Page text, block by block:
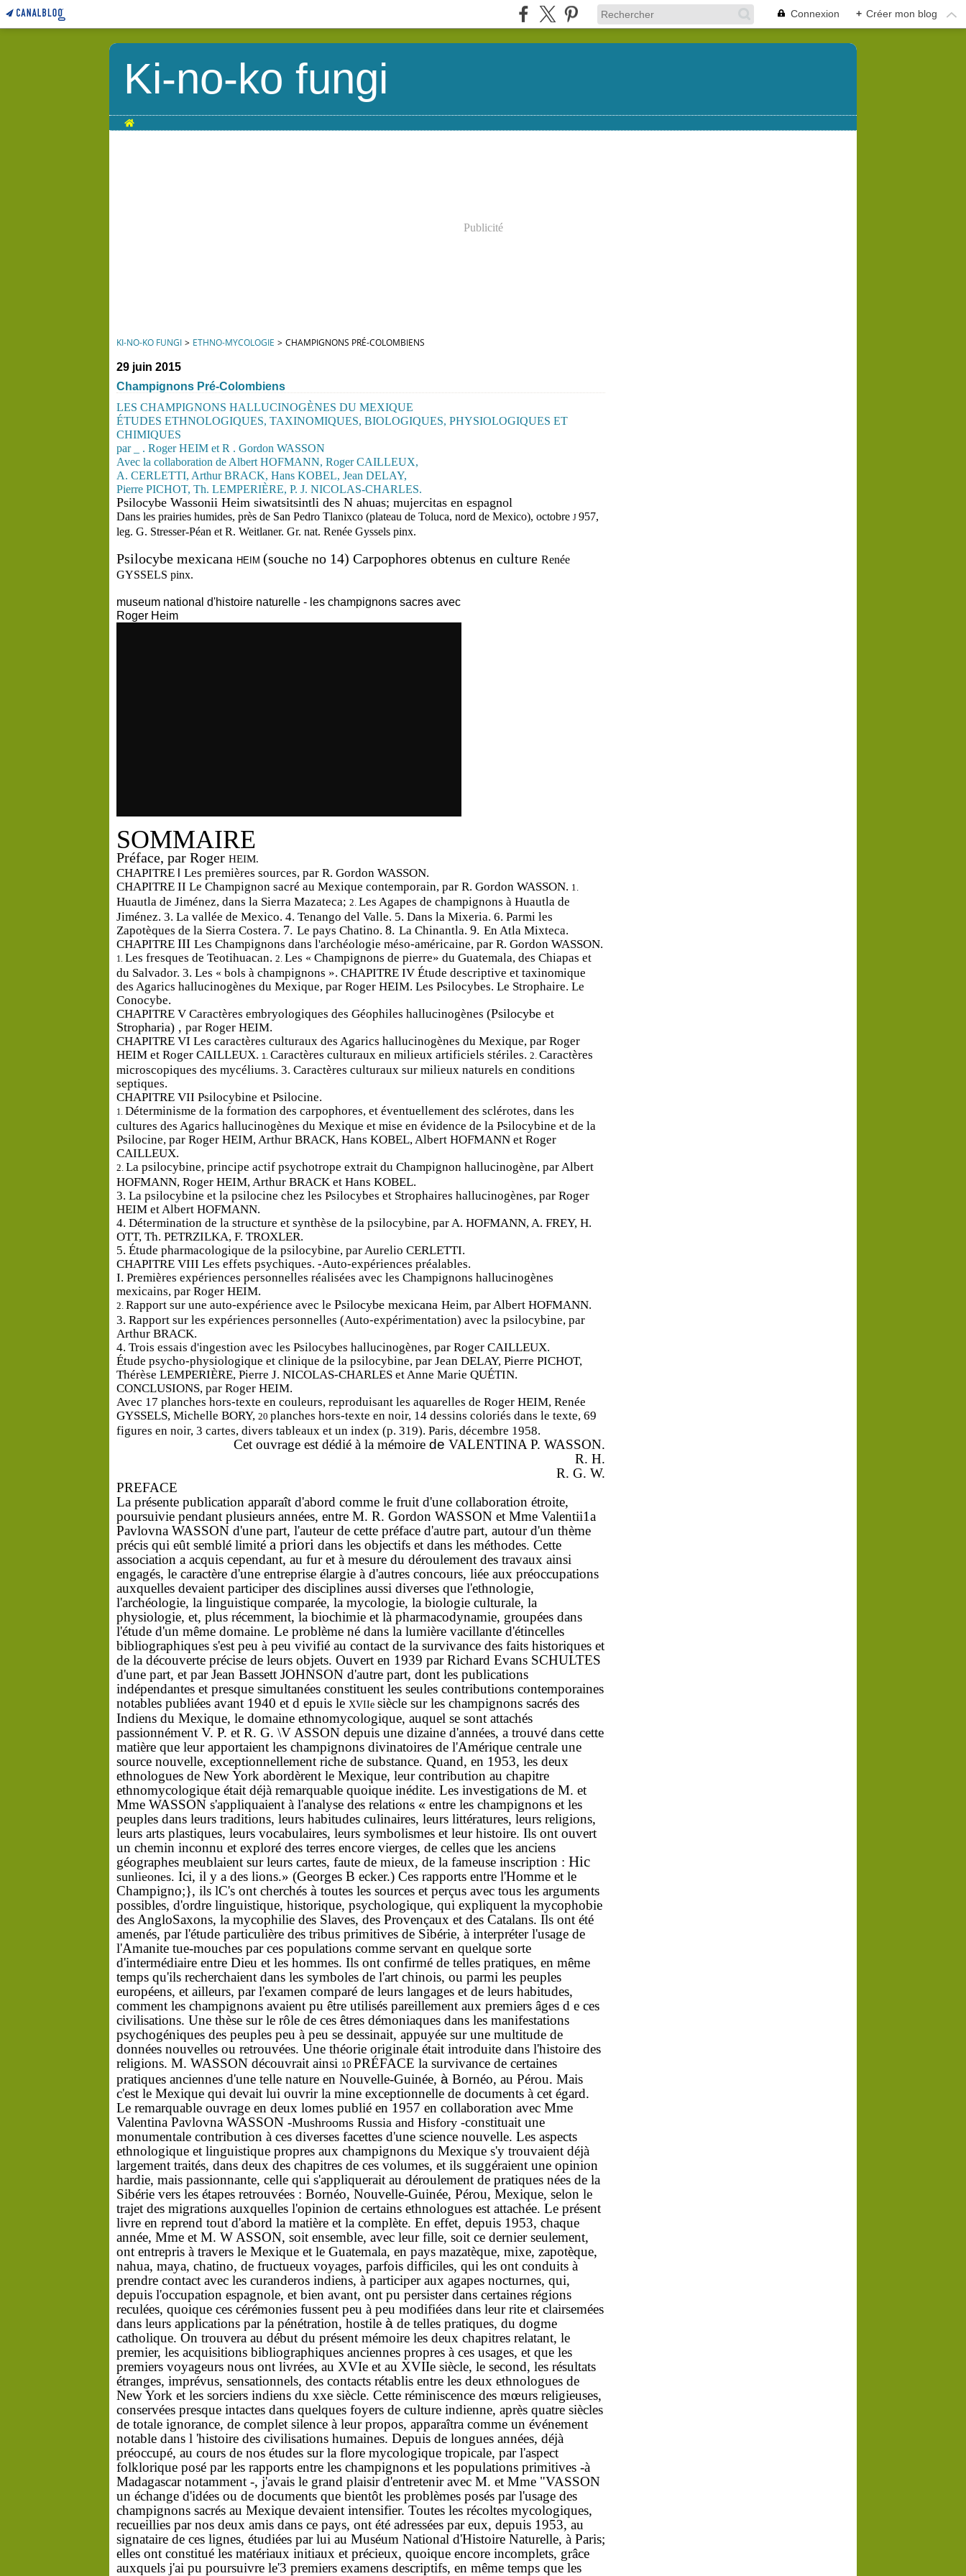
Connexion + Créer mon blog
Ki-no-ko fungi
Home
Publicité
KI-NO-KO FUNGI > ETHNO-MYCOLOGIE > CHAMPIGNONS PRÉ-COLOMBIENS
29 juin 2015
Champignons Pré-Colombiens
LES CHAMPIGNONS HALLUCINOGÈNES DU MEXIQUE
ÉTUDES ETHNOLOGIQUES, TAXINOMIQUES, BIOLOGIQUES, PHYSIOLOGIQUES ET
CHIMIQUES
par
. RogerHEIM et R . Gordon WASSON
Avec la collaboration de Albert HOFMANN, RogerCAILLEUX,
A. CERLETTI, ArthurBRACK, Hans KOBEL, Jean DELAY,
Pierre PICHOT, Th. LEMPERIÈRE, P. J. NICOLAS-CHARLES.
Psilocybe Wassonii Heim siwatsitsintli des N ahuas; mujercitas en espagnol
Dans les prairies humides, près de San Pedro Tlanixco (plateau de Toluca, nord de Mexico), octobre J 957,
leg. G. Stresser-Péan et R. Weitlaner. Gr. nat. Renée Gyssels pinx.
Psilocybe mexicana HEIM (souche no 14) Carpophores obtenus en culture Renée
GYSSELS pinx.
museum national d'histoire naturelle - les champignons sacres avec
Roger Heim
SOMMAIRE
Préface, par Roger HEIM.
CHAPITRE l Les premières sources, par R. Gordon WASSON.
CHAPITRE II Le Champignon sacré au Mexique contemporain, par R. Gordon WASSON. 1.
Huautla de Jiménez, dans la Sierra Mazateca; 2. Les Agapes de champi­gnons à Huautla de
Jiménez. 3. La vallée de Mexico. 4. Tenango del Valle. 5. Dans la Mixeria. 6. Parmi les
Zapotèques de la Sierra Costera. 7. Le pays Chatino. 8. La Chinantla. 9. EnAtla Mixteca.
CHAPITRE III Les Champignons dans l'archéologie méso-américaine, par R. Gordon WASSON.
1. Les fresques de Teotihuacan. 2. Les « Champignons de pierre» du Guate­mala, des Chiapas et
du Salvador. 3. Les « bols à champignons ». CHAPITRE IV Étude descriptive et taxinomique
des Agarics hallucinogènes du Mexique, par Roger HEIM. Les Psilocybes. Le Strophaire. Le
Conocybe.
CHAPITRE V Caractères embryologiques des Géophiles hallucinogènes (Psilocybe et
Stropharia) , par Roger HEIM.
CHAPITRE VI Les caractères culturaux des Agarics hallucinogènes du Mexique, par Roger
HEIM et Roger CAILLEUX. 1. Caractères culturaux en milieux artificiels stériles. 2. Caractères
microsco­piques des mycéliums. 3. Caractères culturaux sur milieux naturels en condi­tions
septiques.
CHAPITRE VII Psilocybine et Psilocine.
1. Déterminisme de la formation des carpophores, et éventuellement des sclérotes, dans les
cultures des Agarics hallucinogènes du Mexique et mise en évidence de la Psilocybine et de la
Psilocine, par Roger HEIM,Arthur BRACK, Hans KOBEL,Albert HOFMANN et Roger
CAILLEUX.
2. La psilocybine, principe actif psychotrope extrait du Champignon hallucino­gène, parAlbert
HOFMANN, Roger HEIM,Arthur BRACK et Hans KOBEL.
3. La psilocybine et la psilocine chez les Psilocybes et Strophaires hallucino­gènes, par Roger
HEIM etAlbert HOFMANN.
4. Détermination de la structure et synthèse de la psilocybine, parA. HOFMANN,A. FREY, H.
OTT, Th. PETRZILKA, F. TROXLER.
5. Étude pharmacologique de la psilocybine, parAurelio CERLETTI.
CHAPITRE VIII Les effets psychiques. -Auto-expériences préalables.
I. Premières expériences personnelles réalisées avec les Champignons hallu­cinogènes
mexicains, par Roger HEIM.
2. Rapport sur une auto-expérience avec le Psilocybe mexicana Heim, parAlbert HOFMANN.
3. Rapport sur les expériences personnelles (Auto-expérimentation) avec la psilocybine, par
Arthur BRACK.
4. Trois essais d'ingestion avec les Psilocybes hallucinogènes, par Roger CAILLEUX.
Étude psycho-physiologique et clinique de la psilocybine, par Jean DELAY, Pierre PICHOT,
Thérèse LEMPERIÈRE, Pierre J. NICOLAS-CHARLES etAnne­ Marie QUÉTIN.
CONCLUSIONS, par Roger HEIM.
Avec 17 planches hors-texte en couleurs, reproduisant les aquarelles de Roger HEIM, Renée
GYSSELS, Michelle BORY, 20 planches hors-texte en noir, 14 dessins coloriés dans le texte, 69
figures en noir, 3 cartes, divers tableaux et un index (p. 319). Paris, décembre 1958.
Cet ouvrage est dédié à la mémoire de VALENTINA P. WASSON.
R. H.
R. G. W.
PREFACE
La présente publication apparaît d'abord comme le fruit d'une collaboration étroite,
poursuivie pendant plusieurs années, entre M. R. Gordon WASSON et Mme Valentii1a
Pavlovna WASSON d'une part, l'auteurde cette préface d'autre part, autourd'un thème
précis qui eût semblé limité a priori dans les objectifs et dans les méthodes. Cette
association a acquis cependant, au furet à mesure du déroulement des travaux ainsi
engagés, le caractère d'une entreprise élargie à d'autres concours, liée aux préoccupations
auxquelles devaient participerdes disciplines aussi diverses que l'ethnologie,
l'archéologie, la linguis­tique comparée, la mycologie, la biologie culturale, la
physiologie, et, plus récemment, la biochimie et là pharmacodynamie, groupées dans
l'étude d'un même domaine. Le problème né dans la lumière vacillante d'étincelles
bibliographiques s'est peu à peu vivifié au contact de la survivance des faits historiques et
de la découverte précise de leurs objets. Ouvert en 1939 parRichard Evans SCHULTES
d'une part, et parJean Bassett JOHNSON d'autre part, dont les publications
indépendantes et presque simultanées constituent les seules contributions contemporaines
notables publiées avant 1940 et d epuis le XVIIe siècle surles champignons sacrés des
Indiens du Mexique, le domaine ethnomycologique, auquel se sont attachés
passionnément V. P. et R. G. \V ASSON depuis une dizaine d'années, a trouvé dans cette
matière que leurapportaient les champignons divinatoires de l'Amé­rique centrale une
source nouvelle, exceptionnellement riche de substance. Quand, en 1953, les deux
ethnologues de NewYork abordèrent le Mexique, leurcontribution au cha­pitre
ethnomycologique était déjà remarquable quoique inédite. Les investigations de M. et
Mme WASSON s'appliquaient à l'analyse des relations « entre les champignons et les
peuples dans leurs traditions, leurs habitudes culinaires, leurs littératures, leurs reli­gions,
leurs arts plastiques, leurs vocabulaires, leurs symbolismes et leurhistoire. Ils ont ouvert
un chemin inconnu et exploré des terres encore vierges, de celles que les anciens
géographes meublaient surleurs cartes, faute de mieux, de la fameuse inscription : Hic
sunlieones. Ici, il y a des lions.» (Georges B ecker.) Ces rapports entre l'Homme et le
Cham­pigno;}, ils lC's ont cherchés à toutes les sources et perçus avec tous les arguments
possibles, d'ordre linguistique, historique, psychologique, qui expliquent la mycophobie
des Anglo­Saxons, la mycophilie des Slaves, des Provençaux et des Catalans. Ils ont été
amenés, parl'étude particulière des tribus primitives de Sibérie, à interpréterl'usage de
l'Amanite tue-mouches parces populations comme servant en quelque sorte
d'intermédiaire entre Dieu et les hommes. Ils ont confirmé de telles pratiques, en même
temps qu'ils recher­chaient dans les symboles de l'art chinois, ou parmi les peuples
européens, et ailleurs, parl'examen comparé de leurs langages et de leurs habitudes,
comment les champignons avaient pu être utilisés pareillement aux premiers âges d e ces
civilisations. Une thèse surle rôle de ces êtres démoniaques dans les manifestations
psychogéniques des peuples peu à peu se dessinait, appuyée surune multitude de
données nouvelles ou retrouvées. Une théorie originale était introduite dans l'histoire des
religions. M. WASSON découvrait ainsi 10 PRÉFACE la survivance de certaines
pratiques anciennes d'une telle nature en Nouvelle-Guinée, à Bornéo, au Pérou. Mais
c'est le Mexique qui devait lui ouvrirla mine exceptionnelle de documents à cet égard.
Le remarquable ouvrage en deux lomes publié en 1957 en collabo­ration avec Mme
Valentina Pavlovna WASSON -Mushrooms Russia and Hisfory -consti­tuait une
monumentale contribution à ces diverses facettes d'une science nouvelle. Les aspects
ethnologique et linguistique propres aux champignons du Mexique s'y trouvaient déjà
largement traités, dans deux des chapitres de ces volumes, et ils suggéraient une opinion
hardie, mais passionnante, celle qui s'appliquerait au déroulement de pratiques nées de la
Sibérie vers les étapes retrouvées : Bornéo, Nouvelle-Guinée, Pérou, Mexique, selon le
trajet des migrations auxquelles l'opinion de certains ethnologues est attachée. Le présent
livre en reprend tout d'abord la matière et la complète. En effet, depuis 1953, chaque
année, Mme et M. W ASSON, soit ensemble, avec leurfille, soit ce dernierseulement,
ont entrepris à travers le Mexique et le Guatemala, en pays mazatèque, mixe, zapotèque,
nahua, maya, chatino, de fructueux voyages, parfois difficiles, qui les ont conduits à
prendre contact avec les curanderos indiens, à participeraux agapes nocturnes, qui,
depuis l'occupation espagnole, et bien avant, ont pu persisterdans certaines régions
reculées, quoique ces cérémonies fussent peu à peu modifiées dans leurrite et clairsemées
dans leurs applications parla pénétration, hostile à de telles pratiques, du dogme
catholique. On trouvera au début du présent mémoire les deux chapitres rela­tant, le
premier, les acquisitions bibliographiques anciennes propres à ces usages, et que les
premiers voyageurs nous ont livrées, au XVIe et au XVIIe siècle, le second, les résultats
étranges, imprévus, sensationnels, des contacts rétablis entre les deux ethnologues de
NewYork et les sorciers indiens du xxe siècle. Cette réminiscence des mœurs religieuses,
conservées presque intactes dans quelques foyers de culture indienne, après quatre siècles
de totale ignorance, de complet silence à leurpropos, apparaîtra comme un événement
notable dans l 'histoire des civilisations humaines. Depuis de longues années, déjà
préoccupé, au cours de nos études surla flore mycolo­gique tropicale, parl'aspect
folklorique posé parles rapports entre les champignons et les populations primitives -à
Madagascarnotamment -, j'avais le grand plaisird'entre­teniravec M. et Mme "VASSON
un échange d'idées ou de documents que bientôt les problèmes posés parl'usage des
champignons sacrés au Mexique devaient intensifier. Toutes les récoltes mycologiques,
recueillies parnos deux amis dans ce pays, ont été adressées pareux, depuis 1953, au
signataire de ces lignes, étudiées parlui au Muséum National d'Histoire Naturelle, à Paris;
elles ont constitué les matériaux initiaux et précieux, quoique encore incomplets, grâce
auxquels j'ai pu poursuivre le'3 premiers examens descriptifs, en même temps que les